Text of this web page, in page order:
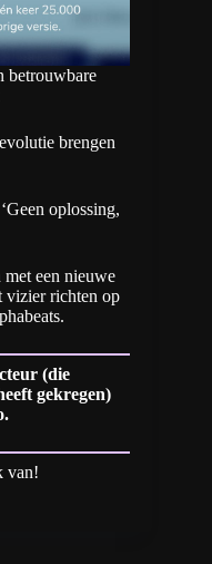
betrouwbare
brengen
oplossing,
een nieuwe
vizier richten op
.
(die
gekregen)
.
van!